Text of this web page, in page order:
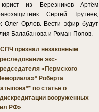
юрист из Березников Артём
Сергей Трутнев,
Олег Орлов. Вести эфир будут
Балабанова и Роман Попов.
признал незаконным
экс-
«Пермского
Роберта
по статье о
вооруженных
РФ»